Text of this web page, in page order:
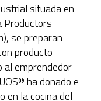
situada en
Productors
se preparan
producto
al emprendedor
ha donado e
en la cocina del